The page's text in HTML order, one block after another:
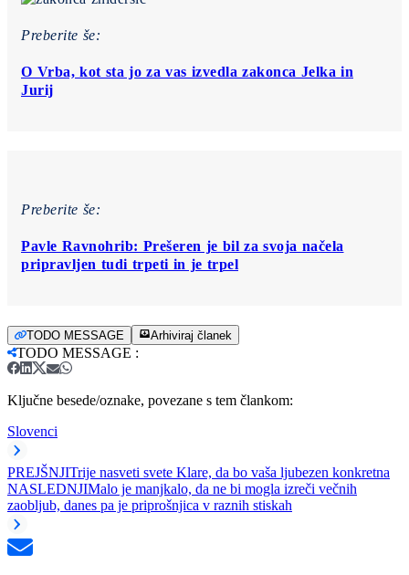
Preberite še:
O Vrba, kot sta jo za vas izvedla zakonca Jelka in
Jurij
Preberite še:
Pavle Ravnohrib: Prešeren je bil za svoja načela
pripravljen tudi trpeti in je trpel
TODO MESSAGE Arhiviraj članek
TODO MESSAGE :
Ključne besede/oznake, povezane s tem člankom:
Slovenci
PREJŠNJITrije nasveti svete Klare, da bo vaša ljubezen konkretna
NASLEDNJIMalo je manjkalo, da ne bi mogla izreči večnih
zaobljub, danes pa je priprošnjica v raznih stiskah